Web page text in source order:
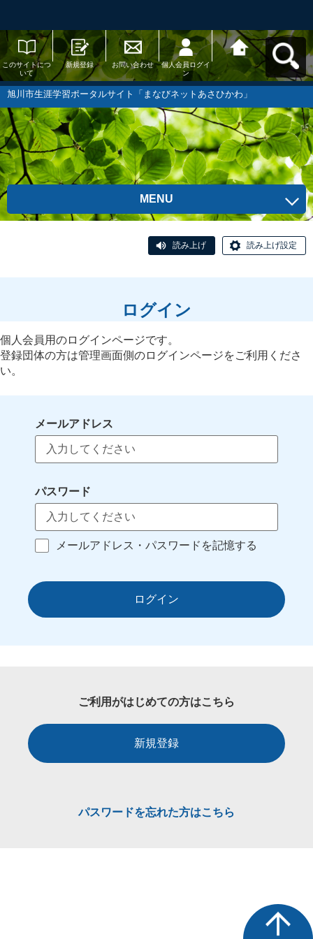
このサイトにつ
いて
新規登録 お問い合わせ
個人会員ログイ
ン
旭川市生涯学習
ポータルサイト
「まなびネット
あさひかわ」へ
戻る
旭川市生涯学習ポータルサイト「まなびネットあさひかわ」
MENU
読み上げ 読み上げ設定
ログイン
個人会員用のログインページです。
登録団体の方は管理画面側のログインページをご利用くださ
い。
メールアドレス
パスワード
メールアドレス・パスワードを記憶する
ログイン
ご利用がはじめての方はこちら
新規登録
パスワードを忘れた方はこちら